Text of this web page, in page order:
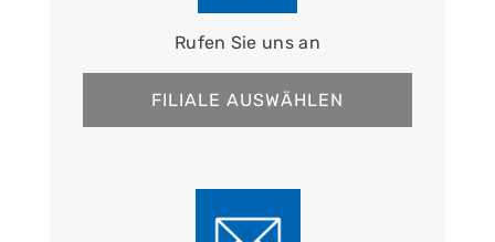
Rufen Sie uns an
FILIALE AUSWÄHLEN